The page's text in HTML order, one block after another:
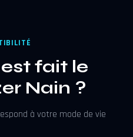
fait le
Nain ?
à votre mode de vie